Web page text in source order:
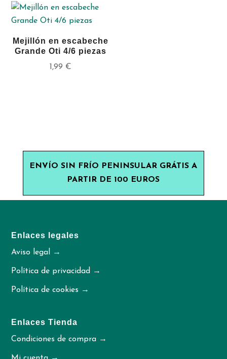
Mejillón en escabeche
Grande Oti 4/6 piezas
1,99 €
ENVÍO SIN FRÍO PENINSULAR GRÁTIS A
PARTIR DE 100 EUROS
Enlaces legales
Aviso legal →
Política de privacidad →
Política de cookies →
Enlaces Tienda
Condiciones de compra →